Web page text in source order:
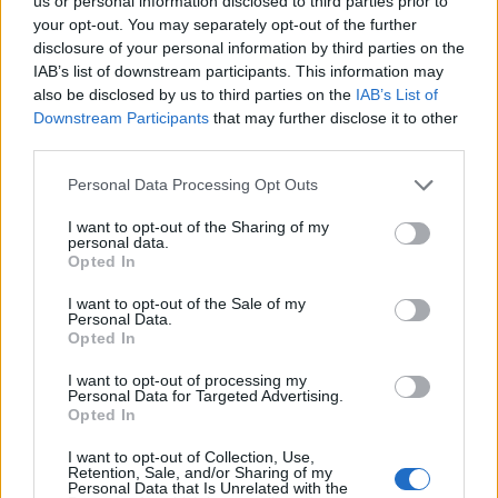
your opt-out. You may separately opt-out of the further
disclosure of your personal information by third parties on the
IAB’s list of downstream participants. This information may
also be disclosed by us to third parties on the IAB’s List of
Downstream Participants that may further disclose it to other
Personal Data Processing Opt Outs
I want to opt-out of the Sharing of my
personal data.
Opted In
I want to opt-out of the Sale of my
Personal Data.
Opted In
I want to opt-out of processing my
Personal Data for Targeted Advertising.
Opted In
I want to opt-out of Collection, Use,
Retention, Sale, and/or Sharing of my
Personal Data that Is Unrelated with the
Σύμφωνα με την ανακοίνωση της ΕΥΠ «σε μια
σημαντική αποκάλυψη του τρόπου δράσης και
διείσδυσης ξένων υπηρεσιών στη χώρα μας
προχώρησε η Εθνική Υπηρεσία Πληροφοριών».
διεξήγαγε η ΕΥΠ, σε συνέχεια πληροφοριών που
Τ.», η οποία τα τελευταία χρόνια ισχυριζόταν ότι
φωτογράφος και ιδιοκτήτρια καταστήματος
ελληνική υπηκοότητα και ταυτότητα από το